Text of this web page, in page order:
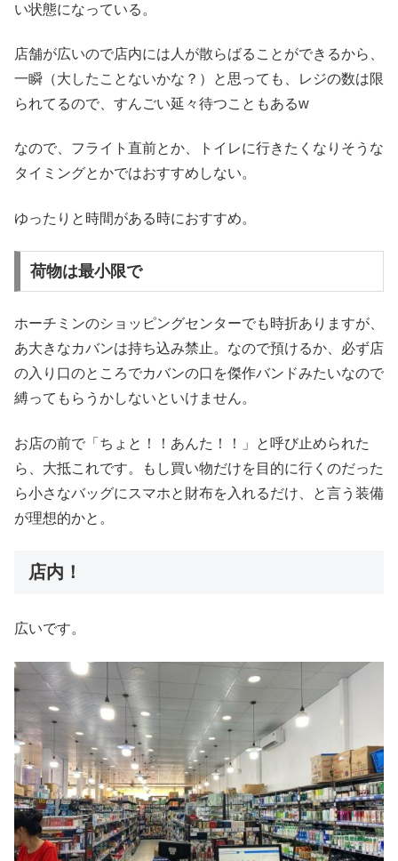
い状態になっている。
店舗が広いので店内には人が散らばることができるから、
一瞬（大したことないかな？）と思っても、レジの数は限
られてるので、すんごい延々待つこともあるw
なので、フライト直前とか、トイレに行きたくなりそうな
タイミングとかではおすすめしない。
ゆったりと時間がある時におすすめ。
荷物は最小限で
ホーチミンのショッピングセンターでも時折ありますが、
あ大きなカバンは持ち込み禁止。なので預けるか、必ず店
の入り口のところでカバンの口を傑作バンドみたいなので
縛ってもらうかしないといけません。
お店の前で「ちょと！！あんた！！」と呼び止められた
ら、大抵これです。もし買い物だけを目的に行くのだった
ら小さなバッグにスマホと財布を入れるだけ、と言う装備
が理想的かと。
店内！
広いです。